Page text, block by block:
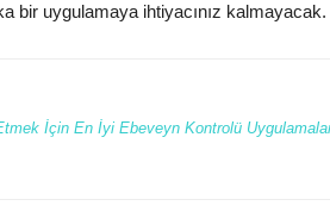
bir uygulamaya ihtiyacınız kalmayacak.
İçin En İyi Ebeveyn Kontrolü